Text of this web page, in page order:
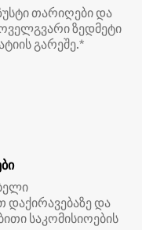
თარიღები და
ზედმეტი
გარეშე.*
და
საკომისიოების